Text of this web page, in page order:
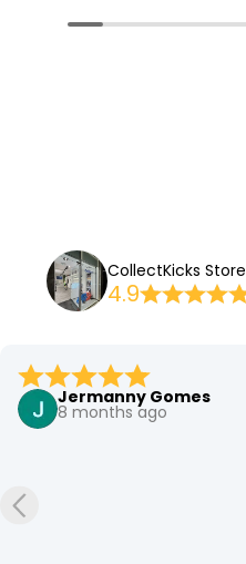
CollectKicks Store
4.9
Jermanny Gomes
8 months ago